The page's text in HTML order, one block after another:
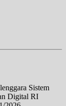
Sistem
Digital RI